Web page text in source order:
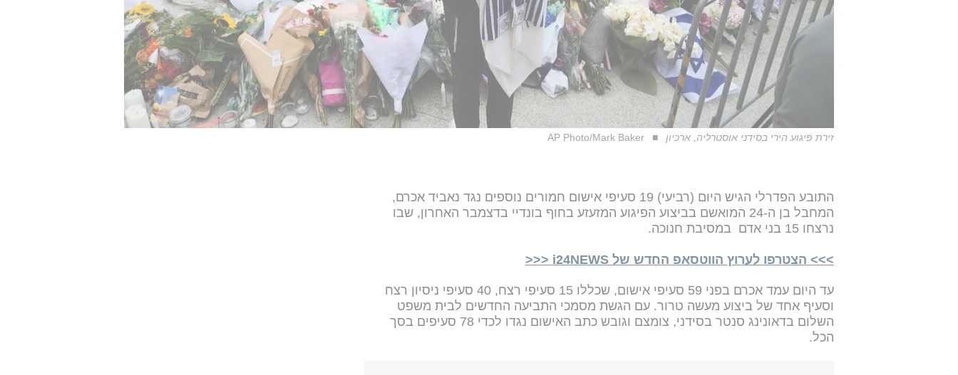
זירת פיגוע הירי בסידני אוסטרליה, ארכיון AP Photo/Mark Baker
התובע הפדרלי הגיש היום (רביעי) 19 סעיפי אישום חמורים נוספים נגד נאביד אכרם,
המחבל בן ה-24 המואשם בביצוע הפיגוע המזעזע בחוף בונדיי בדצמבר האחרון, שבו
נרצחו 15 בני אדם במסיבת חנוכה.
>>> הצטרפו לערוץ הווטסאפ החדש של i24NEWS <<<
עד היום עמד אכרם בפני 59 סעיפי אישום, שכללו 15 סעיפי רצח, 40 סעיפי ניסיון רצח
וסעיף אחד של ביצוע מעשה טרור. עם הגשת מסמכי התביעה החדשים לבית משפט
השלום בדאונינג סנטר בסידני, צומצם וגובש כתב האישום נגדו לכדי 78 סעיפים בסך
הכל.